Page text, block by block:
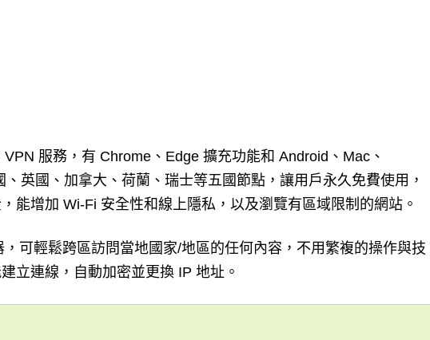
服務，有 Chrome、Edge 擴充功能和 Android、Mac、
英國、加拿大、荷蘭、瑞士等五國節點，讓用戶永久免費使用，
能增加 Wi-Fi 安全性和線上隱私，以及瀏覽有區域限制的網站。
可輕鬆跨區訪問當地國家/地區的任何內容，不用繁複的操作與技
立連線，自動加密並更換 IP 地址。